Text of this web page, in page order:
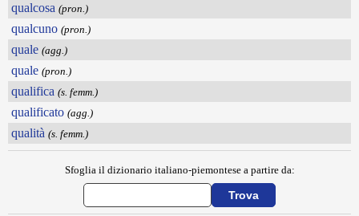
qualcosa (pron.)
qualcuno (pron.)
quale (agg.)
quale (pron.)
qualifica (s. femm.)
qualificato (agg.)
qualità (s. femm.)
Sfoglia il dizionario italiano-piemontese a partire da: